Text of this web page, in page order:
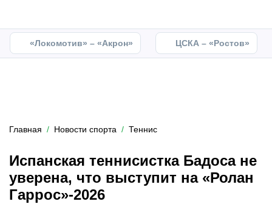
«Локомотив» – «Акрон» ЦСКА – «Ростов»
Главная Новости спорта Теннис
Испанская теннисистка Бадоса не
уверена, что выступит на «Ролан
Гаррос»-2026